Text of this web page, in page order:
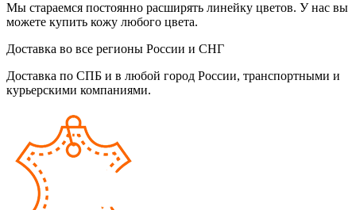
Мы стараемся постоянно расширять линейку цветов. У нас вы
можете купить кожу любого цвета.
Доставка во все регионы России и СНГ
Доставка по СПБ и в любой город России, транспортными и
курьерскими компаниями.